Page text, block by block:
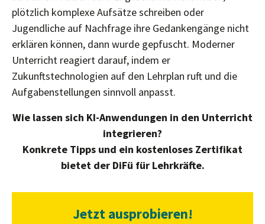
plötzlich komplexe Aufsätze schreiben oder
Jugendliche auf Nachfrage ihre Gedankengänge nicht
erklären können, dann wurde gepfuscht. Moderner
Unterricht reagiert darauf, indem er
Zukunftstechnologien auf den Lehrplan ruft und die
Aufgabenstellungen sinnvoll anpasst.
Wie lassen sich KI-Anwendungen in den Unterricht
integrieren?
Konkrete Tipps und ein kostenloses Zertifikat
bietet der DiFü für Lehrkräfte.
Jetzt ausprobieren!